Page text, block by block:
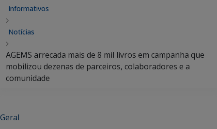
Informativos
Notícias
AGEMS arrecada mais de 8 mil livros em campanha que
mobilizou dezenas de parceiros, colaboradores e a
comunidade
Geral